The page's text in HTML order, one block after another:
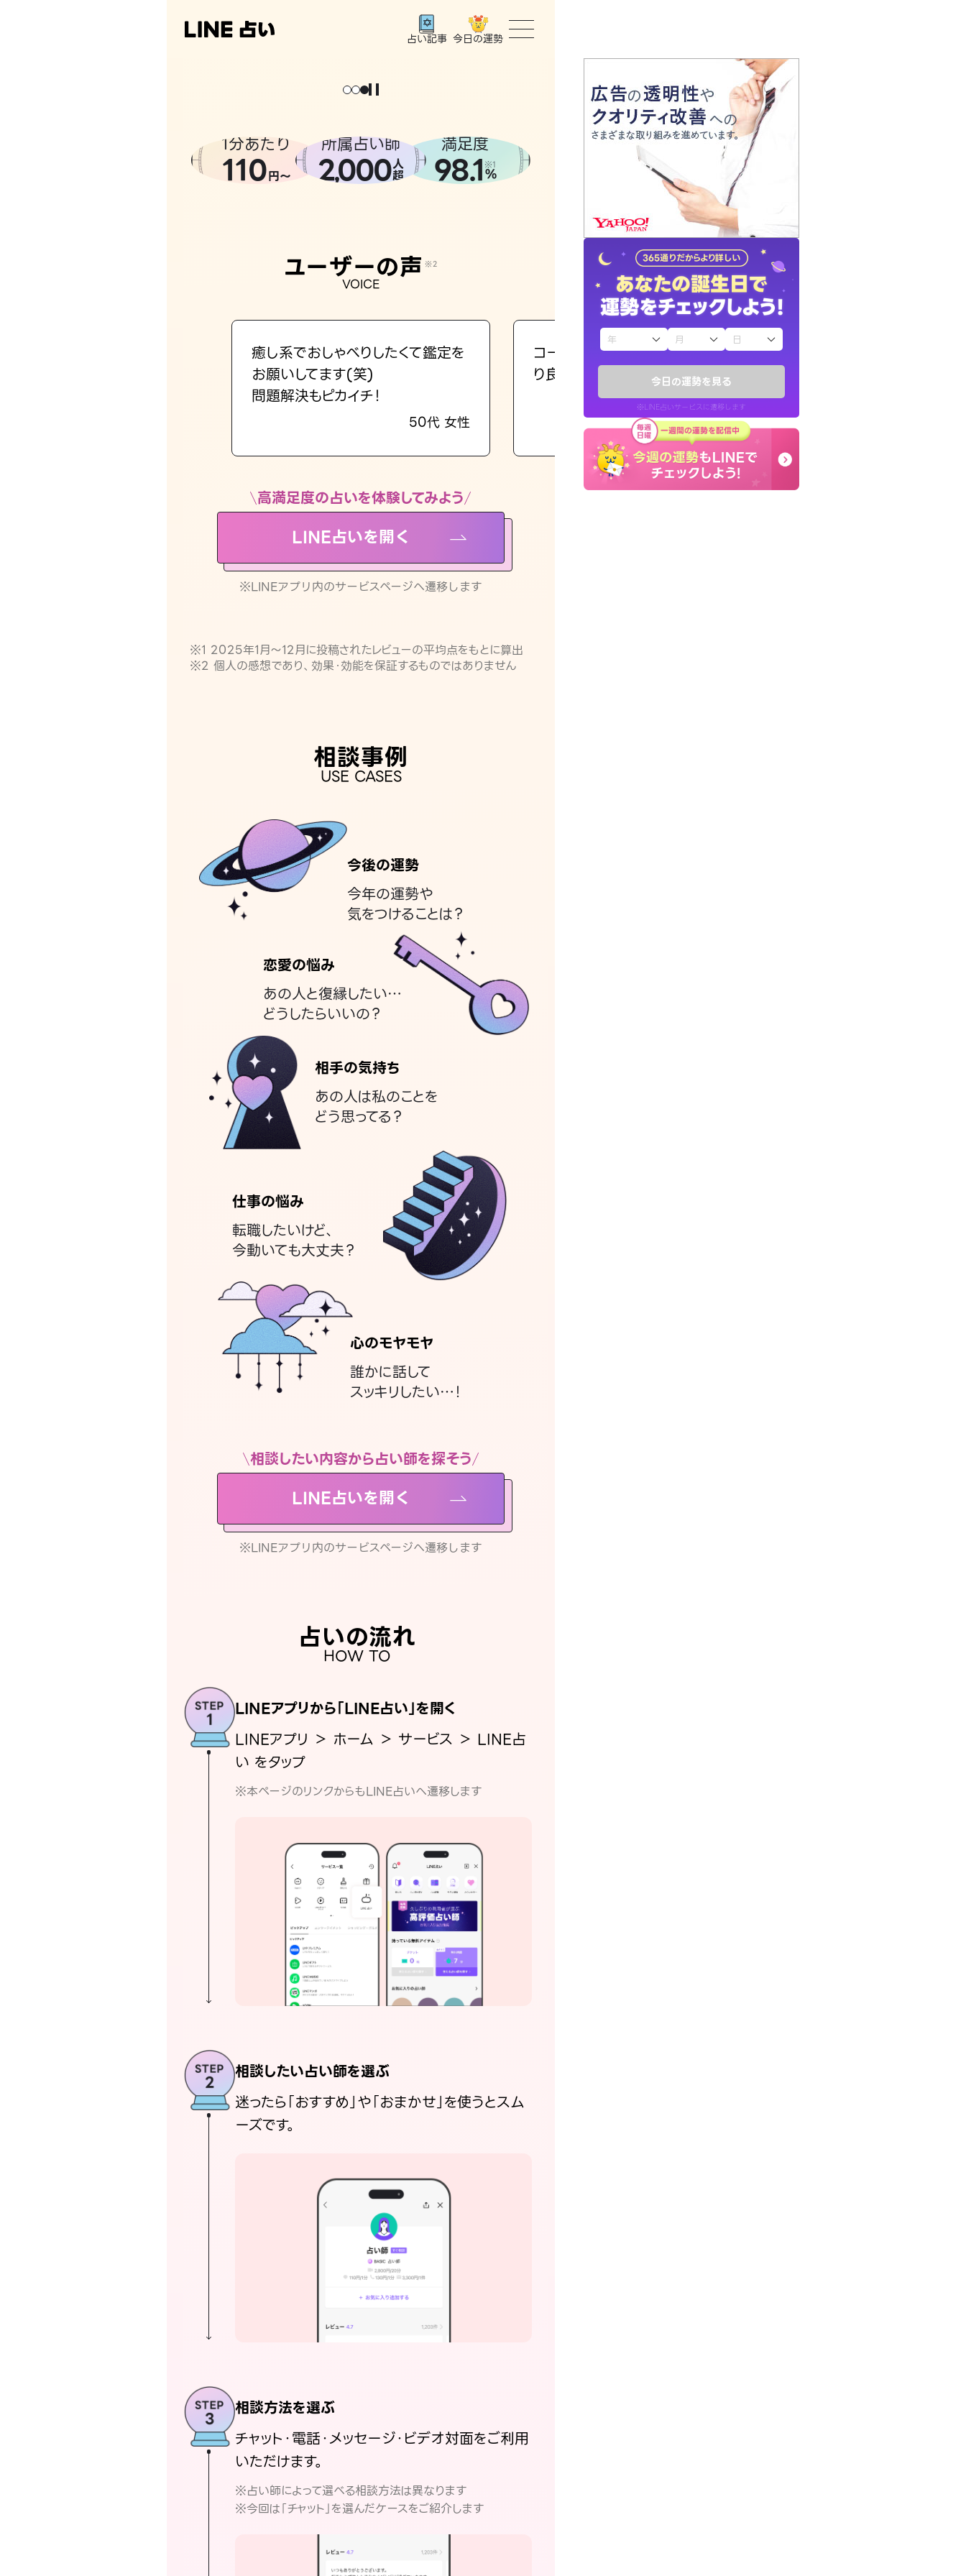
今日の運勢を見る
※LINE占いサービスに遷移します
占い記事 今日の運勢
トップ
ユーザーの声
占いの流れ
おすすめの占い師
よくある質問
えもじの子（占）12星座占い
お知らせ
1分あたり
110円〜
所属占い師
2,000人
超
満足度
98.1 ※1
%
ユーザーの声 ※2
VOICE
癒し系でおしゃべりしたくて鑑定を
お願いしてます(笑)
問題解決もピカイチ！
50代 女性
コーチのように占い結果を通してよ
り良くなる指針を提示してくれます。
30代 男性
高満足度の占いを体験してみよう
LINE占いを開く
※LINEアプリ内のサービスページへ遷移します
※1 2025年1月〜12月に投稿されたレビューの平均点をもとに算出
※2 個人の感想であり、効果・効能を保証するものではありません
相談事例
USE CASES
今後の運勢
今年の運勢や
気をつけることは？
恋愛の悩み
あの人と復縁したい…
どうしたらいいの？
相手の気持ち
あの人は私のことを
どう思ってる？
仕事の悩み
転職したいけど、
今動いても大丈夫？
心のモヤモヤ
誰かに話して
スッキリしたい…！
相談したい内容から占い師を探そう
LINE占いを開く
※LINEアプリ内のサービスページへ遷移します
占いの流れ
HOW TO
LINEアプリから「LINE占い」を開く
LINEアプリ ＞ ホーム ＞ サービス ＞ LINE占
い をタップ
※本ページのリンクからもLINE占いへ遷移します
相談したい占い師を選ぶ
迷ったら「おすすめ」や「おまかせ」を使うとスム
ーズです。
相談方法を選ぶ
チャット・電話・メッセージ・ビデオ対面をご利用
いただけます。
※占い師によって選べる相談方法は異なります
※今回は「チャット」を選んだケースをご紹介します